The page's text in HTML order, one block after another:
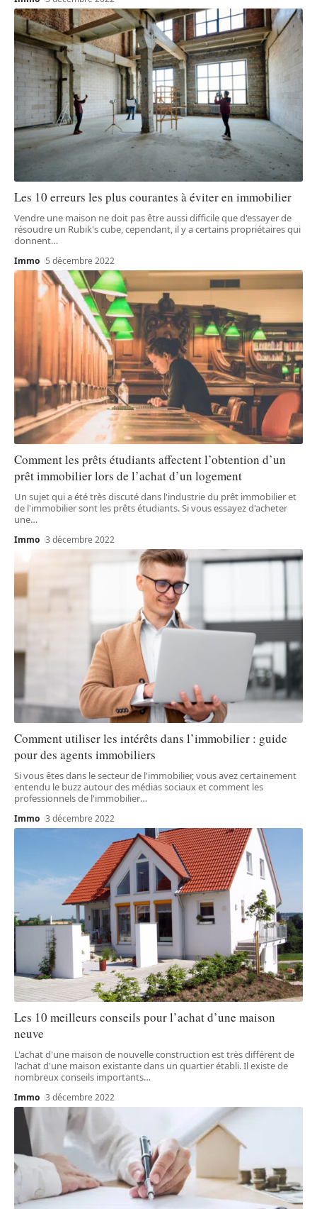
Les 10 erreurs les plus courantes à éviter en immobilier
Vendre une maison ne doit pas être aussi difficile que d'essayer de
résoudre un Rubik's cube, cependant, il y a certains propriétaires qui
donnent…
Immo 5 décembre 2022
Comment les prêts étudiants affectent l’obtention d’un
prêt immobilier lors de l’achat d’un logement
Un sujet qui a été très discuté dans l'industrie du prêt immobilier et
de l'immobilier sont les prêts étudiants. Si vous essayez d'acheter
une…
Immo 3 décembre 2022
Comment utiliser les intérêts dans l’immobilier : guide
pour des agents immobiliers
Si vous êtes dans le secteur de l'immobilier, vous avez certainement
entendu le buzz autour des médias sociaux et comment les
professionnels de l'immobilier…
Immo 3 décembre 2022
Les 10 meilleurs conseils pour l’achat d’une maison
neuve
L'achat d'une maison de nouvelle construction est très différent de
l'achat d'une maison existante dans un quartier établi. Il existe de
nombreux conseils importants…
Immo 3 décembre 2022